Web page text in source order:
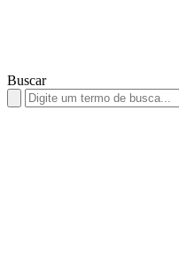
Buscar
Search
for: